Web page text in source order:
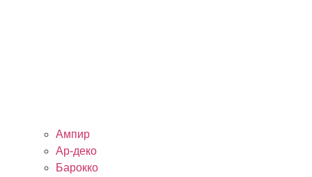
Ампир
Ар-деко
Барокко